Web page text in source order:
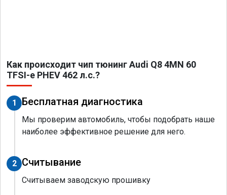
Как происходит чип тюнинг Audi Q8 4MN 60
TFSI-e PHEV 462 л.с.?
1 Бесплатная диагностика
Мы проверим автомобиль, чтобы подобрать наше
наиболее эффективное решение для него.
2 Считывание
Считываем заводскую прошивку